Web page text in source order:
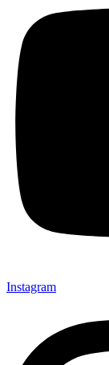
Instagram